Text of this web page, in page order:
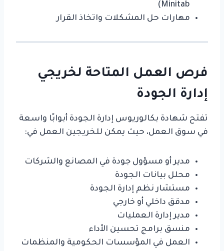
Minitab)
مهارات حل المشكلات واتخاذ القرار
فرص العمل المتاحة لخريجي
إدارة الجودة
تفتح شهادة بكالوريوس إدارة الجودة أبوابًا واسعة
في سوق العمل، حيث يمكن للخريجين العمل في:
مدير أو مسؤول جودة في المصانع والشركات
محلل بيانات الجودة
مستشار نظم إدارة الجودة
مدقق داخلي أو خارجي
مدير إدارة العمليات
منسق برامج تحسين الأداء
العمل في المؤسسات الحكومية والمنظمات